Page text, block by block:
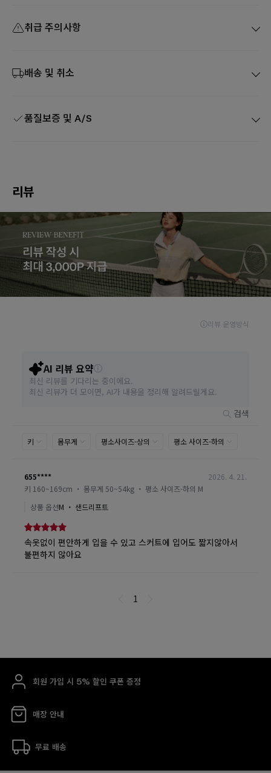
취급 주의사항
배송 및 취소
품질보증 및 A/S
리뷰
회원 가입 시 5% 할인 쿠폰 증정
매장 안내
무료 배송